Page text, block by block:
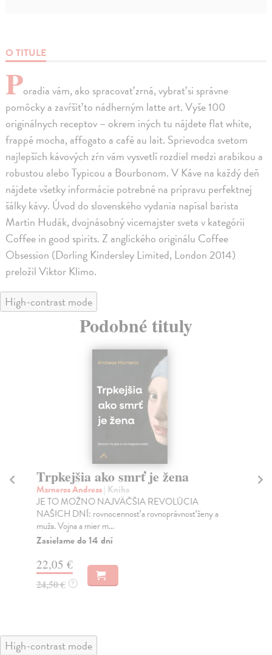
O TITULE
Poradia vám, ako spracovať zrná, vybrať si správne
pomôcky a zavŕšiť to nádherným latte art. Vyše 100
originálnych receptov – okrem iných tu nájdete flat white,
frappé mocha, affogato a café au lait. Sprievodca svetom
najlepších kávových zŕn vám vysvetlí rozdiel medzi arabikou a
robustou alebo Typicou a Bourbonom. V Káve na každý deň
nájdete všetky informácie potrebné na prípravu perfektnej
šálky kávy. Úvod do slovenského vydania napísal barista
Martin Hudák, dvojnásobný vicemajster sveta v kategórii
Coffee in good spirits. Z anglického originálu Coffee
Obsession (Dorling Kindersley Limited, London 2014)
preložil Viktor Klimo.
High-contrast mode
Podobné tituly
Trpkejšia ako smrť je žena
Marneros Andreas| Kniha
JE TO MOŽNO NAJVÄČŠIA REVOLÚCIA
NAŠICH DNÍ: rovnocennosť a rovnoprávnosť ženy a
muža. Vojna a mier m...
Zasielame do 14 dní
22,05 €
24,50 € ?
High-contrast mode